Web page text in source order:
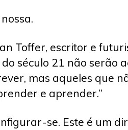
Toffer, escritor e
século 21 não serão
mas aqueles que
e aprender.”
se. Este é um